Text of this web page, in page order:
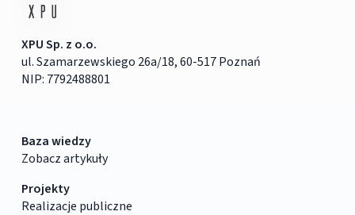
XPU Sp. z o.o.
ul. Szamarzewskiego 26a/18, 60-517 Poznań
NIP: 7792488801
Baza wiedzy
Zobacz artykuły
Projekty
Realizacje publiczne